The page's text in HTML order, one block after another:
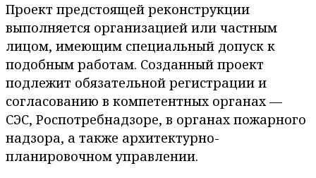
Проект предстоящей реконструкции
выполняется организацией или частным
лицом, имеющим специальный допуск к
подобным работам. Созданный проект
подлежит обязательной регистрации и
согласованию в компетентных органах —
СЭС, Роспотребнадзоре, в органах пожарного
надзора, а также архитектурно-
планировочном управлении.